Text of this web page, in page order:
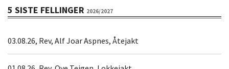
5 SISTE FELLINGER 2026/2027
03.08.26, Rev, Alf Joar Aspnes, Åtejakt